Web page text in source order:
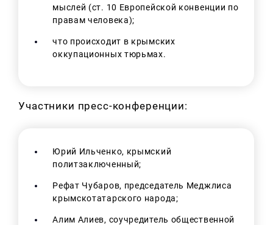
мыслей (ст. 10 Европейской конвенции по
правам человека);
что происходит в крымских
оккупационных тюрьмах.
Участники пресс-конференции:
Юрий Ильченко, крымский
политзаключенный;
Рефат Чубаров, председатель Меджлиса
крымскотатарского народа;
Алим Алиев, соучредитель общественной